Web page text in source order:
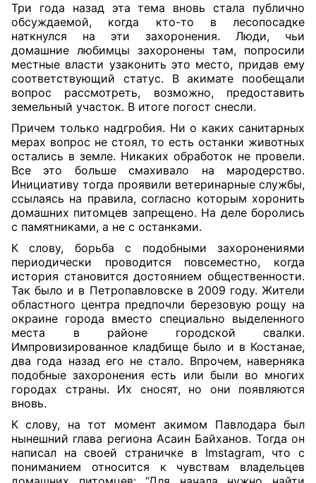
Три года назад эта тема вновь стала публично
обсуждаемой, когда кто-то в лесопосадке
наткнулся на эти захоронения. Люди, чьи
домашние любимцы захоронены там, попросили
местные власти узаконить это место, придав ему
соответствующий статус. В акимате пообещали
вопрос рассмотреть, возможно, предоставить
земельный участок. В итоге погост снесли.
Причем только надгробия. Ни о каких санитарных
мерах вопрос не стоял, то есть останки животных
остались в земле. Никаких обработок не провели.
Все это больше смахивало на мародерство.
Инициативу тогда проявили ветеринарные службы,
ссылаясь на правила, согласно которым хоронить
домашних питомцев запрещено. На деле боролись
с памятниками, а не с останками.
К слову, борьба с подобными захоронениями
периодически проводится повсеместно, когда
история становится достоянием общественности.
Так было и в Петропавловске в 2009 году. Жители
областного центра предпочли березовую рощу на
окраине города вместо специально выделенного
места в районе городской свалки.
Импровизированное кладбище было и в Костанае,
два года назад его не стало. Впрочем, наверняка
подобные захоронения есть или были во многих
городах страны. Их сносят, но они появляются
вновь.
К слову, на тот момент акимом Павлодара был
нынешний глава региона Асаин Байханов. Тогда он
написал на своей страничке в Imstagram, что с
пониманием относится к чувствам владельцев